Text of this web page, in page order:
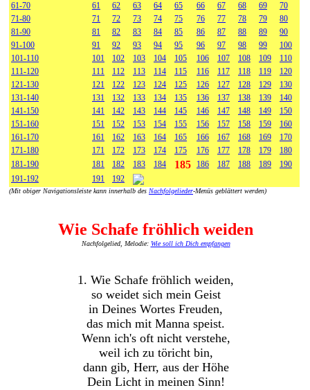
61-70
61 62 63 64 65 66 67 68 69
70
71-80
71 72 73 74 75 76 77 78 79
80
81-90
81 82 83 84 85 86 87 88 89
90
91-100
91 92 93 94 95 96 97 98 99
100
101-110
101 102 103 104 105 106 107 108 109
110
111-120
111 112 113 114 115 116 117 118 119
120
121-130
121 122 123 124 125 126 127 128 129
130
131-140
131 132 133 134 135 136 137 138 139
140
141-150
141 142 143 144 145 146 147 148 149
150
151-160
151 152 153 154 155 156 157 158 159
160
161-170
161 162 163 164 165 166 167 168 169
170
171-180
171 172 173 174 175 176 177 178 179
180
181-190
181 182 183 184 185 186 187 188 189
190
191-192
191 192
(Mit obiger Navigationsleiste kann innerhalb des Nachfolgelieder-Menüs geblättert werden)
Wie Schafe fröhlich weiden
Nachfolgelied, Melodie: Wie soll ich Dich empfangen
1. Wie Schafe fröhlich weiden,
so weidet sich mein Geist
in Deines Wortes Freuden,
das mich mit Manna speist.
Wenn ich's oft nicht verstehe,
weil ich zu töricht bin,
dann gib, Herr, aus der Höhe
Dein Licht in meinen Sinn!